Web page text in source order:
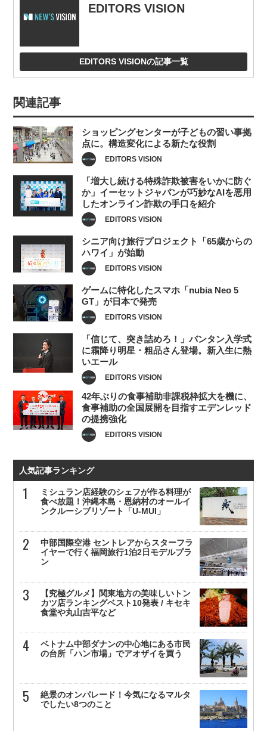
EDITORS VISION
EDITORS VISIONの記事一覧
関連記事
ショッピングセンターが子どもの習い事拠
点に。構造変化による新たな役割
EDITORS VISION
「増大し続ける特殊詐欺被害をいかに防ぐ
か」イーセットジャパンが巧妙なAIを悪用
したオンライン詐欺の手口を紹介
EDITORS VISION
シニア向け旅行プロジェクト「65歳からの
ハワイ」が始動
EDITORS VISION
ゲームに特化したスマホ「nubia Neo 5
GT」が日本で発売
EDITORS VISION
「信じて、突き詰めろ！」バンタン入学式
に霜降り明星・粗品さん登場。新入生に熱
いエール
EDITORS VISION
42年ぶりの食事補助非課税枠拡大を機に、
食事補助の全国展開を目指すエデンレッド
の提携強化
EDITORS VISION
人気記事ランキング
ミシュラン店経験のシェフが作る料理が
食べ放題！沖縄本島・恩納村のオールイ
ンクルーシブリゾート「U-MUI」
中部国際空港 セントレアからスターフラ
イヤーで行く福岡旅行1泊2日モデルプラ
ン
【究極グルメ】関東地方の美味しいトン
カツ店ランキングベスト10発表 / キセキ
食堂や丸山吉平など
ベトナム中部ダナンの中心地にある市民
の台所「ハン市場」でアオザイを買う
絶景のオンパレード！今気になるマルタ
でしたい8つのこと